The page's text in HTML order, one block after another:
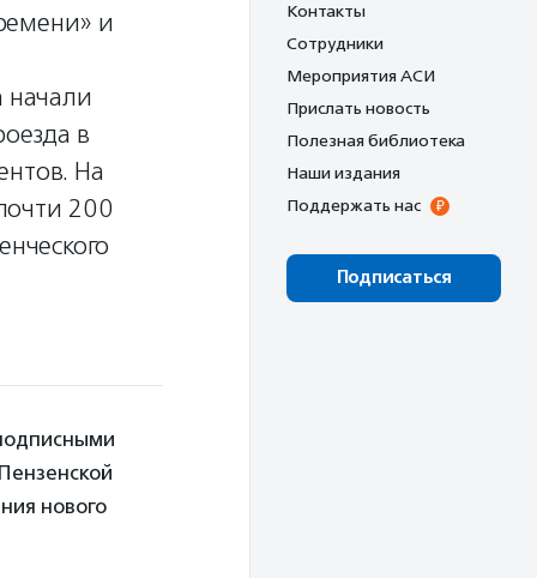
и
начали
в
На
200
нового
Контакты
Сотрудники
Мероприятия АСИ
Прислать новость
Полезная библиотека
Наши издания
Поддержать нас
Подписаться